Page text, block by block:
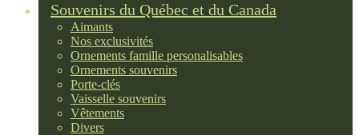
Souvenirs du Québec et du Canada
Aimants
Nos exclusivités
Ornements famille personalisables
Ornements souvenirs
Porte-clés
Vaisselle souvenirs
Vêtements
Divers